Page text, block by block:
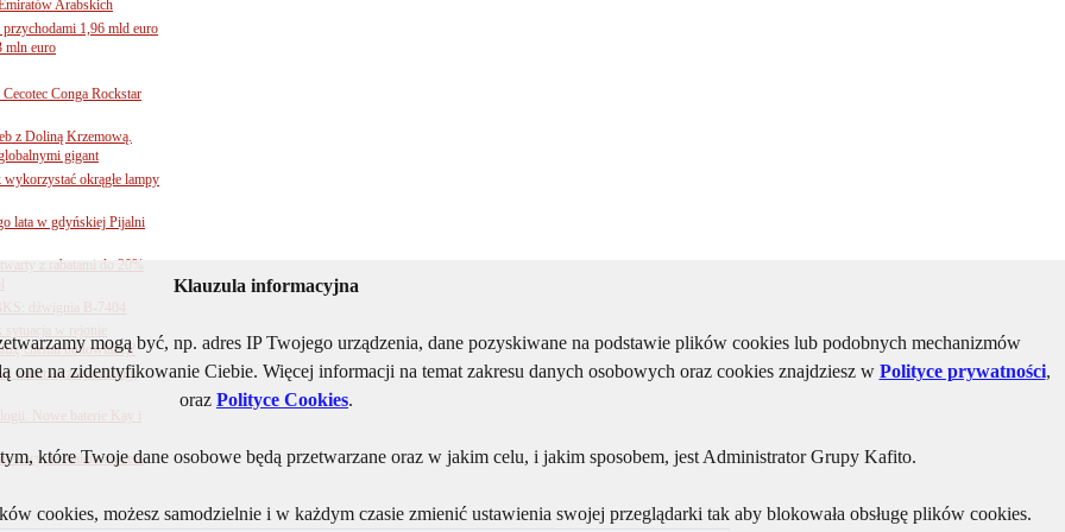
Arabskich
1,96 mld euro
mln euro
Conga Rockstar
z Doliną Krzemową.
gigant
okrągłe lampy
lata w gdyńskiej Pijalni
z rabatami do 20%
dźwignia B-7404
w rejonie
chemii budowlanej?
automatyzacji obsługi
Nowe baterie Kay i
toaleta otwiera
Klauzula informacyjna
mogą być, np. adres IP Twojego urządzenia, dane pozyskiwane na podstawie plików cookies lub podobnych mechanizmów
na zidentyfikowanie Ciebie. Więcej informacji na temat zakresu danych osobowych oraz cookies znajdziesz w Polityce prywatności,
oraz Polityce Cookies.
które Twoje dane osobowe będą przetwarzane oraz w jakim celu, i jakim sposobem, jest Administrator Grupy Kafito.
cookies, możesz samodzielnie i w każdym czasie zmienić ustawienia swojej przeglądarki tak aby blokowała obsługę plików cookies.